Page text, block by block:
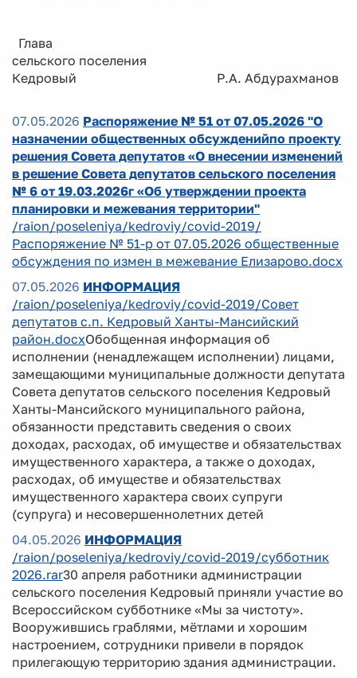
Глава
сельского поселения
Кедровый Р.А. Абдурахманов
07.05.2026 Распоряжение № 51 от 07.05.2026 "О
назначении общественных обсужденийпо проекту
решения Совета депутатов «О внесении изменений
в решение Совета депутатов сельского поселения
№ 6 от 19.03.2026г «Об утверждении проекта
планировки и межевания территории"
/raion/poseleniya/kedroviy/covid-2019/
Распоряжение № 51-р от 07.05.2026 общественные
обсуждения по измен в межевание Елизарово.docx
07.05.2026 ИНФОРМАЦИЯ
/raion/poseleniya/kedroviy/covid-2019/Совет
депутатов с.п. Кедровый Ханты-Мансийский
район.docxОбобщенная информация об
исполнении (ненадлежащем исполнении) лицами,
замещающими муниципальные должности депутата
Совета депутатов сельского поселения Кедровый
Ханты-Мансийского муниципального района,
обязанности представить сведения о своих
доходах, расходах, об имуществе и обязательствах
имущественного характера, а также о доходах,
расходах, об имуществе и обязательствах
имущественного характера своих супруги
(супруга) и несовершеннолетних детей
04.05.2026 ИНФОРМАЦИЯ
/raion/poseleniya/kedroviy/covid-2019/субботник
2026.rar30 апреля работники администрации
сельского поселения Кедровый приняли участие во
Всероссийском субботнике «Мы за чистоту».
Вооружившись граблями, мётлами и хорошим
настроением, сотрудники привели в порядок
прилегающую территорию здания администрации.